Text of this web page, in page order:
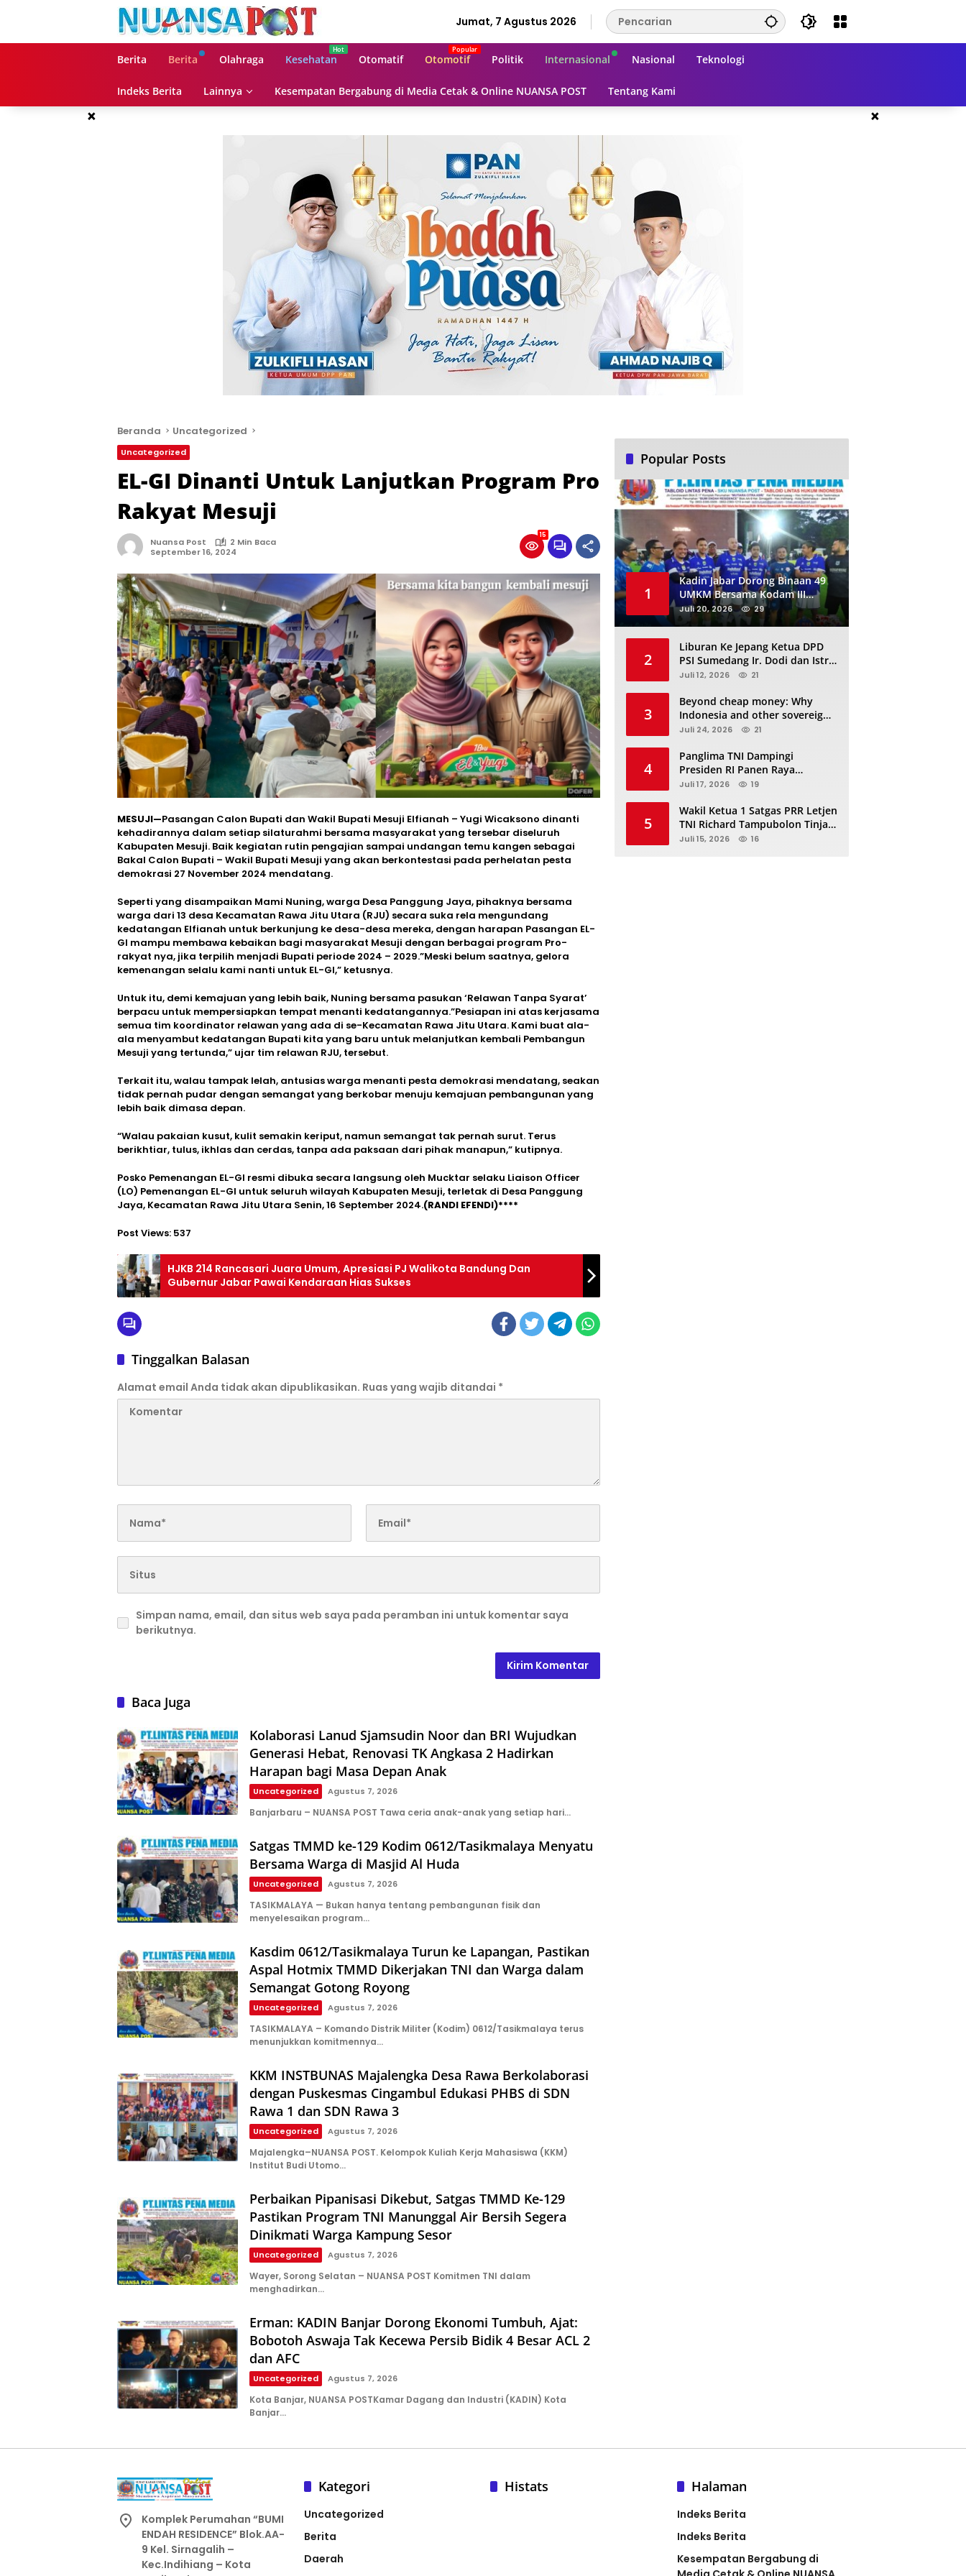
Jumat, 7 Agustus 2026
Berita Berita Olahraga Kesehatan Otomatif Otomotif Politik Internasional Nasional Teknologi
Indeks Berita Lainnya Kesempatan Bergabung di Media Cetak & Online NUANSA POST Tentang Kami
× ×
Beranda Uncategorized
Uncategorized
EL-GI Dinanti Untuk Lanjutkan Program Pro
Rakyat Mesuji
Nuansa Post
2 Min Baca
September 16, 2024
15
MESUJI—Pasangan Calon Bupati dan Wakil Bupati Mesuji Elfianah – Yugi Wicaksono dinanti
kehadirannya dalam setiap silaturahmi bersama masyarakat yang tersebar diseluruh
Kabupaten Mesuji. Baik kegiatan rutin pengajian sampai undangan temu kangen sebagai
Bakal Calon Bupati – Wakil Bupati Mesuji yang akan berkontestasi pada perhelatan pesta
demokrasi 27 November 2024 mendatang.
Seperti yang disampaikan Mami Nuning, warga Desa Panggung Jaya, pihaknya bersama
warga dari 13 desa Kecamatan Rawa Jitu Utara (RJU) secara suka rela mengundang
kedatangan Elfianah untuk berkunjung ke desa-desa mereka, dengan harapan Pasangan EL-
GI mampu membawa kebaikan bagi masyarakat Mesuji dengan berbagai program Pro-
rakyat nya, jika terpilih menjadi Bupati periode 2024 – 2029.”Meski belum saatnya, gelora
kemenangan selalu kami nanti untuk EL-GI,” ketusnya.
Untuk itu, demi kemajuan yang lebih baik, Nuning bersama pasukan ‘Relawan Tanpa Syarat’
berpacu untuk mempersiapkan tempat menanti kedatangannya.”Pesiapan ini atas kerjasama
semua tim koordinator relawan yang ada di se-Kecamatan Rawa Jitu Utara. Kami buat ala-
ala menyambut kedatangan Bupati kita yang baru untuk melanjutkan kembali Pembangun
Mesuji yang tertunda,” ujar tim relawan RJU, tersebut.
Terkait itu, walau tampak lelah, antusias warga menanti pesta demokrasi mendatang, seakan
tidak pernah pudar dengan semangat yang berkobar menuju kemajuan pembangunan yang
lebih baik dimasa depan.
“Walau pakaian kusut, kulit semakin keriput, namun semangat tak pernah surut. Terus
berikhtiar, tulus, ikhlas dan cerdas, tanpa ada paksaan dari pihak manapun,” kutipnya.
Posko Pemenangan EL-GI resmi dibuka secara langsung oleh Mucktar selaku Liaison Officer
(LO) Pemenangan EL-GI untuk seluruh wilayah Kabupaten Mesuji, terletak di Desa Panggung
Jaya, Kecamatan Rawa Jitu Utara Senin, 16 September 2024.(RANDI EFENDI)****
Post Views: 537
HJKB 214 Rancasari Juara Umum, Apresiasi PJ Walikota Bandung Dan
Gubernur Jabar Pawai Kendaraan Hias Sukses
Tinggalkan Balasan
Alamat email Anda tidak akan dipublikasikan. Ruas yang wajib ditandai *
Simpan nama, email, dan situs web saya pada peramban ini untuk komentar saya
berikutnya.
Baca Juga
Kolaborasi Lanud Sjamsudin Noor dan BRI Wujudkan
Generasi Hebat, Renovasi TK Angkasa 2 Hadirkan
Harapan bagi Masa Depan Anak
Uncategorized Agustus 7, 2026
Banjarbaru – NUANSA POST Tawa ceria anak-anak yang setiap hari…
Satgas TMMD ke-129 Kodim 0612/Tasikmalaya Menyatu
Bersama Warga di Masjid Al Huda
Uncategorized Agustus 7, 2026
TASIKMALAYA — Bukan hanya tentang pembangunan fisik dan
menyelesaikan program…
Kasdim 0612/Tasikmalaya Turun ke Lapangan, Pastikan
Aspal Hotmix TMMD Dikerjakan TNI dan Warga dalam
Semangat Gotong Royong
Uncategorized Agustus 7, 2026
TASIKMALAYA – Komando Distrik Militer (Kodim) 0612/Tasikmalaya terus
menunjukkan komitmennya…
KKM INSTBUNAS Majalengka Desa Rawa Berkolaborasi
dengan Puskesmas Cingambul Edukasi PHBS di SDN
Rawa 1 dan SDN Rawa 3
Uncategorized Agustus 7, 2026
Majalengka–NUANSA POST. Kelompok Kuliah Kerja Mahasiswa (KKM)
Institut Budi Utomo…
Perbaikan Pipanisasi Dikebut, Satgas TMMD Ke-129
Pastikan Program TNI Manunggal Air Bersih Segera
Dinikmati Warga Kampung Sesor
Uncategorized Agustus 7, 2026
Wayer, Sorong Selatan – NUANSA POST Komitmen TNI dalam
menghadirkan…
Erman: KADIN Banjar Dorong Ekonomi Tumbuh, Ajat:
Bobotoh Aswaja Tak Kecewa Persib Bidik 4 Besar ACL 2
dan AFC
Uncategorized Agustus 7, 2026
Kota Banjar, NUANSA POSTKamar Dagang dan Industri (KADIN) Kota
Banjar…
Popular Posts
1
Kadin Jabar Dorong Binaan 49
UMKM Bersama Kodam III
Siliwangi Sambil Nobar Final
Piala Dunia, Akan Ada Investor
Juli 20, 2026 29
2
Liburan Ke Jepang Ketua DPD
PSI Sumedang Ir. Dodi dan Istri
Kibarkan Bendera PSI “Jangan
Juli 12, 2026 21
3
Beyond cheap money: Why
Indonesia and other sovereigns
are turning to panda bonds
Juli 24, 2026 21
4
Panglima TNI Dampingi
Presiden RI Panen Raya
Terpadu TNI, Perkuat
Juli 17, 2026 19
5
Wakil Ketua 1 Satgas PRR Letjen
TNI Richard Tampubolon Tinjau
Padang Sidimpuan dan
Juli 15, 2026 16
Komplek Perumahan “BUMI
ENDAH RESIDENCE” Blok.AA-
9 Kel. Sirnagalih –
Kec.Indihiang – Kota
Kategori
Uncategorized
Berita
Daerah
Histats Halaman
Indeks Berita
Indeks Berita
Kesempatan Bergabung di